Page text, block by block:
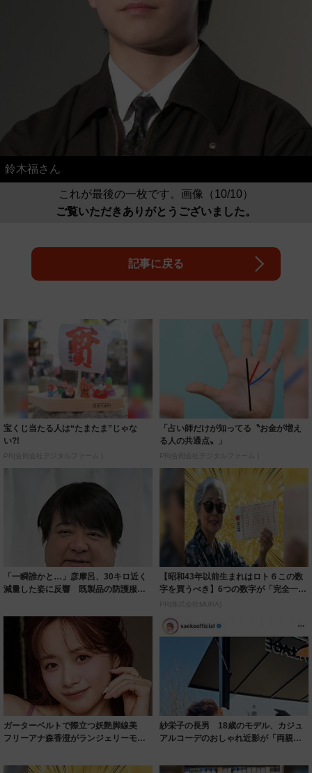
鈴木福さん
これが最後の一枚です。画像（10/10）
ご覧いただきありがとうございました。
記事に戻る
宝くじ当たる人は“たまたま”じゃな
い?!
PR(合同会社デジタルファーム )
「占い師だけが知ってる〝お金が増え
る人の共通点〟」
PR(合同会社デジタルファーム )
「一瞬誰かと…」彦摩呂、30キロ近く
減量した姿に反響 既製品の防護服が
【昭和43年以前生まれはロト６この数
字を買うべき】6つの数字が「完全一
致」する方...
PR(株式会社MURA)
ガーターベルトで際立つ妖艶脚線美
フリーアナ森香澄がランジェリーモデ
紗栄子の長男 18歳のモデル、カジュ
アルコーデのおしゃれ近影が「両親の